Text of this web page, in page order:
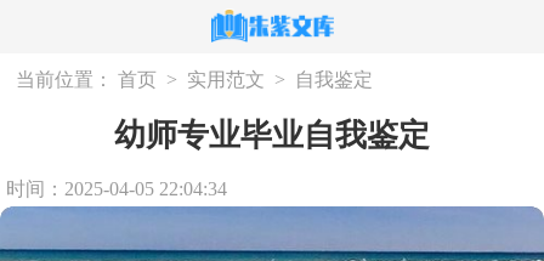
当前位置： 首页 > 实用范文 > 自我鉴定
幼师专业毕业自我鉴定
时间：2025-04-05 22:04:34